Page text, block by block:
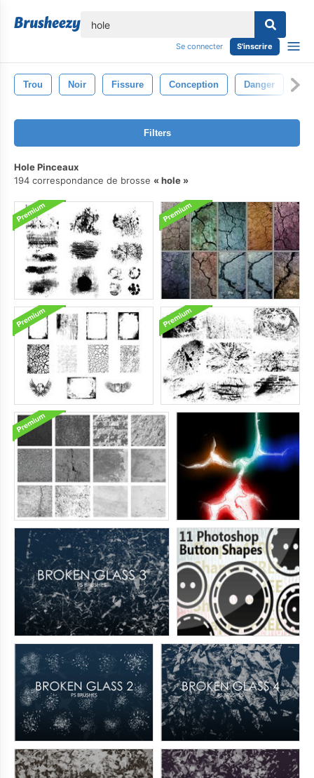
Se connecter S'inscrire
Trou Noir Fissure Conception Danger
Filters
Hole Pinceaux
194 correspondance de brosse
hole